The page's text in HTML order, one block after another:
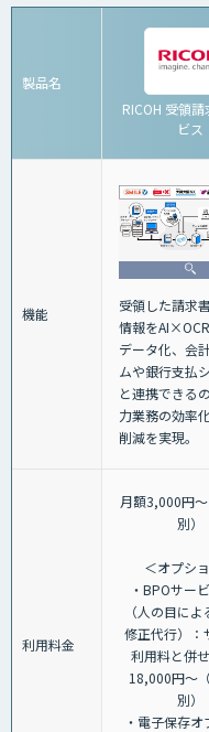
製品名
RICOH 受領
ビス
機能
受領した請求
情報を
データ化、会
ムや銀行支払
と連携できる
力業務の効率
削減を実現。
利用料金
月額3,000円
別）
＜オプシ
・BPOサー
（人の目に
修正代行）：
利用料と併
18,000円～
別）
・電子保存オ